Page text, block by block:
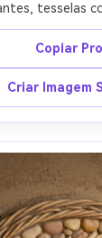
tesselas
fundo em
em efeito
espontânea e
85mm,
ar 4:5
Copiar
Criar Imagem